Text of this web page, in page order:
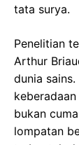
tata surya.
Penelitian
Arthur
dunia
bukan
lompatan